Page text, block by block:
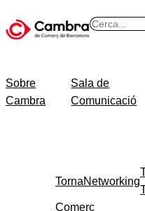
al
B
Sobre
Cambra
Sala de
Comunicació
TornaNetworking
Comerç